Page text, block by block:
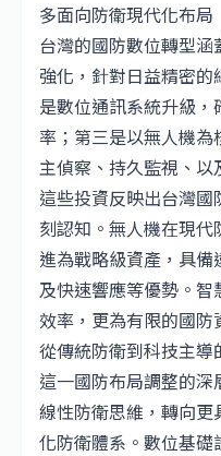
多面向防衛現代化布局
台灣的國防數位轉型
強化，針對日益精密
是數位通訊系統升級
率；第三是以無人機為
主偵察、持久監視、以
這些投資反映出台灣
刻認知。無人機在現
進為戰略級資產，具
及快速響應等優勢。
效率，更為有限的國防
從傳統防衛到科技主導
這一國防布局調整的
線性防衛思維，轉向
化防衛體系。數位基